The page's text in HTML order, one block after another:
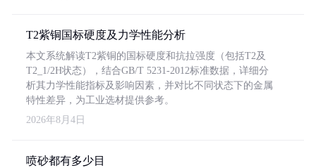
T2紫铜国标硬度及力学性能分析
本文系统解读T2紫铜的国标硬度和抗拉强度（包括T2及
T2_1/2H状态），结合GB/T 5231-2012标准数据，详细分
析其力学性能指标及影响因素，并对比不同状态下的金属
特性差异，为工业选材提供参考。
2026年8月4日
喷砂都有多少目